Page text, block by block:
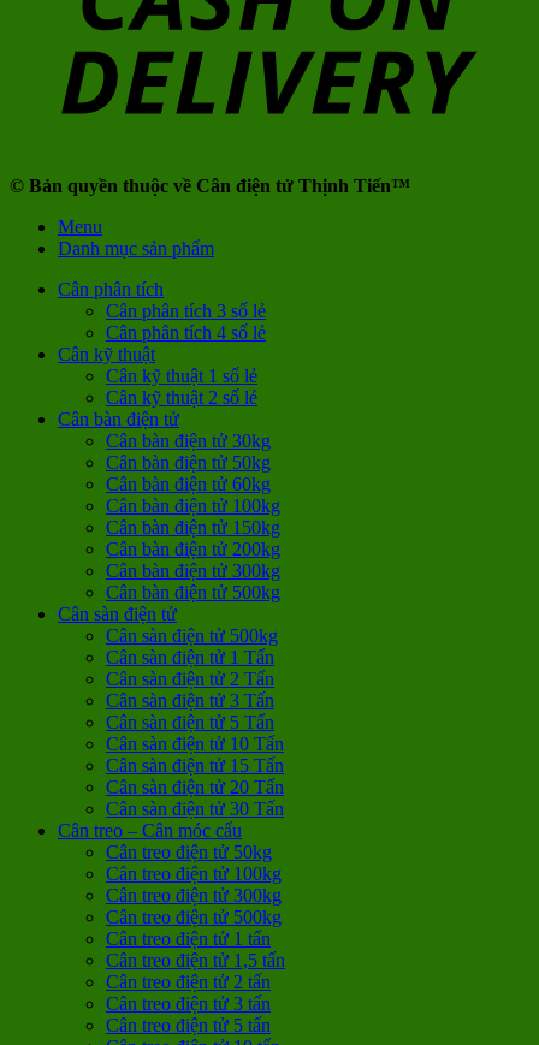
© Bản quyền thuộc về Cân điện tử Thịnh Tiến™
Menu
Danh mục sản phẩm
Cân phân tích
Cân phân tích 3 số lẻ
Cân phân tích 4 số lẻ
Cân kỹ thuật
Cân kỹ thuật 1 số lẻ
Cân kỹ thuật 2 số lẻ
Cân bàn điện tử
Cân bàn điện tử 30kg
Cân bàn điện tử 50kg
Cân bàn điện tử 60kg
Cân bàn điện tử 100kg
Cân bàn điện tử 150kg
Cân bàn điện tử 200kg
Cân bàn điện tử 300kg
Cân bàn điện tử 500kg
Cân sàn điện tử
Cân sàn điện tử 500kg
Cân sàn điện tử 1 Tấn
Cân sàn điện tử 2 Tấn
Cân sàn điện tử 3 Tấn
Cân sàn điện tử 5 Tấn
Cân sàn điện tử 10 Tấn
Cân sàn điện tử 15 Tấn
Cân sàn điện tử 20 Tấn
Cân sàn điện tử 30 Tấn
Cân treo – Cân móc cẩu
Cân treo điện tử 50kg
Cân treo điện tử 100kg
Cân treo điện tử 300kg
Cân treo điện tử 500kg
Cân treo điện tử 1 tấn
Cân treo điện tử 1,5 tấn
Cân treo điện tử 2 tấn
Cân treo điện tử 3 tấn
Cân treo điện tử 5 tấn